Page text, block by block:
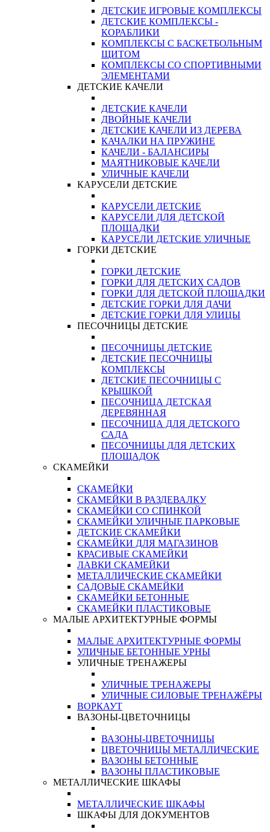
ДЕТСКИЕ ИГРОВЫЕ КОМПЛЕКСЫ
ДЕТСКИЕ КОМПЛЕКСЫ -
КОРАБЛИКИ
КОМПЛЕКСЫ С БАСКЕТБОЛЬНЫМ
ЩИТОМ
КОМПЛЕКСЫ СО СПОРТИВНЫМИ
ЭЛЕМЕНТАМИ
ДЕТСКИЕ КАЧЕЛИ
ДЕТСКИЕ КАЧЕЛИ
ДВОЙНЫЕ КАЧЕЛИ
ДЕТСКИЕ КАЧЕЛИ ИЗ ДЕРЕВА
КАЧАЛКИ НА ПРУЖИНЕ
КАЧЕЛИ - БАЛАНСИРЫ
МАЯТНИКОВЫЕ КАЧЕЛИ
УЛИЧНЫЕ КАЧЕЛИ
КАРУСЕЛИ ДЕТСКИЕ
КАРУСЕЛИ ДЕТСКИЕ
КАРУСЕЛИ ДЛЯ ДЕТСКОЙ
ПЛОЩАДКИ
КАРУСЕЛИ ДЕТСКИЕ УЛИЧНЫЕ
ГОРКИ ДЕТСКИЕ
ГОРКИ ДЕТСКИЕ
ГОРКИ ДЛЯ ДЕТСКИХ САДОВ
ГОРКИ ДЛЯ ДЕТСКОЙ ПЛОЩАДКИ
ДЕТСКИЕ ГОРКИ ДЛЯ ДАЧИ
ДЕТСКИЕ ГОРКИ ДЛЯ УЛИЦЫ
ПЕСОЧНИЦЫ ДЕТСКИЕ
ПЕСОЧНИЦЫ ДЕТСКИЕ
ДЕТСКИЕ ПЕСОЧНИЦЫ
КОМПЛЕКСЫ
ДЕТСКИЕ ПЕСОЧНИЦЫ С
КРЫШКОЙ
ПЕСОЧНИЦА ДЕТСКАЯ
ДЕРЕВЯННАЯ
ПЕСОЧНИЦА ДЛЯ ДЕТСКОГО
САДА
ПЕСОЧНИЦЫ ДЛЯ ДЕТСКИХ
ПЛОЩАДОК
СКАМЕЙКИ
СКАМЕЙКИ
СКАМЕЙКИ В РАЗДЕВАЛКУ
СКАМЕЙКИ СО СПИНКОЙ
СКАМЕЙКИ УЛИЧНЫЕ ПАРКОВЫЕ
ДЕТСКИЕ СКАМЕЙКИ
СКАМЕЙКИ ДЛЯ МАГАЗИНОВ
КРАСИВЫЕ СКАМЕЙКИ
ЛАВКИ СКАМЕЙКИ
МЕТАЛЛИЧЕСКИЕ СКАМЕЙКИ
САДОВЫЕ СКАМЕЙКИ
СКАМЕЙКИ БЕТОННЫЕ
СКАМЕЙКИ ПЛАСТИКОВЫЕ
МАЛЫЕ АРХИТЕКТУРНЫЕ ФОРМЫ
МАЛЫЕ АРХИТЕКТУРНЫЕ ФОРМЫ
УЛИЧНЫЕ БЕТОННЫЕ УРНЫ
УЛИЧНЫЕ ТРЕНАЖЕРЫ
УЛИЧНЫЕ ТРЕНАЖЕРЫ
УЛИЧНЫЕ СИЛОВЫЕ ТРЕНАЖЁРЫ
ВОРКАУТ
ВАЗОНЫ-ЦВЕТОЧНИЦЫ
ВАЗОНЫ-ЦВЕТОЧНИЦЫ
ЦВЕТОЧНИЦЫ МЕТАЛЛИЧЕСКИЕ
ВАЗОНЫ БЕТОННЫЕ
ВАЗОНЫ ПЛАСТИКОВЫЕ
МЕТАЛЛИЧЕСКИЕ ШКАФЫ
МЕТАЛЛИЧЕСКИЕ ШКАФЫ
ШКАФЫ ДЛЯ ДОКУМЕНТОВ